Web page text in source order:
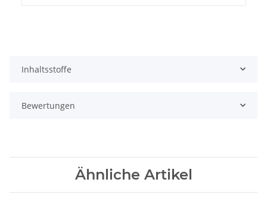
Inhaltsstoffe
Bewertungen
Ähnliche Artikel